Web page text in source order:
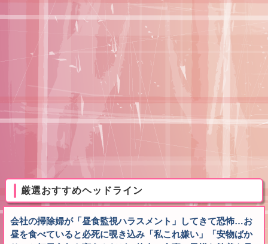
厳選おすすめヘッドライン
会社の掃除婦が「昼食監視ハラスメント」してきて恐怖…お
昼を食べていると必死に覗き込み「私これ嫌い」「安物ばか